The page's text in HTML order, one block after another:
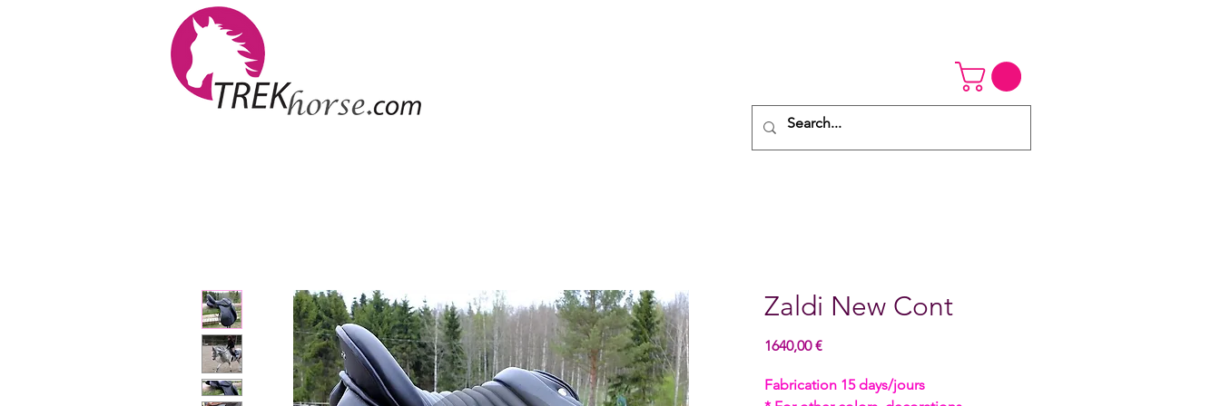
Zaldi New Cont
1640,00 €Precio
Fabrication 15 days/jours